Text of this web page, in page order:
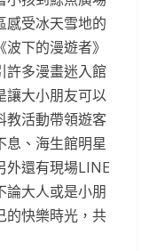
感受冰天雪地的
下的漫遊者》
許多漫畫迷入館
讓大小朋友可以
教活動帶領遊客
息、海生館明星
外還有現場LINE
論大人或是小朋
的快樂時光，共